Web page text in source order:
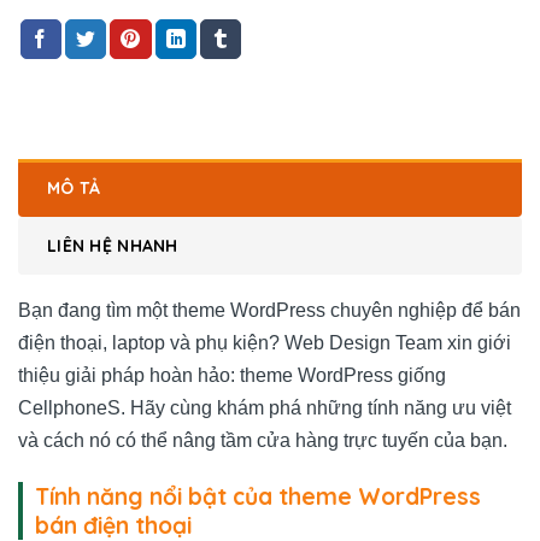
MÔ TẢ
LIÊN HỆ NHANH
Bạn đang tìm một theme WordPress chuyên nghiệp để bán
điện thoại, laptop và phụ kiện? Web Design Team xin giới
thiệu giải pháp hoàn hảo: theme WordPress giống
CellphoneS. Hãy cùng khám phá những tính năng ưu việt
và cách nó có thể nâng tầm cửa hàng trực tuyến của bạn.
Tính năng nổi bật của theme WordPress
bán điện thoại